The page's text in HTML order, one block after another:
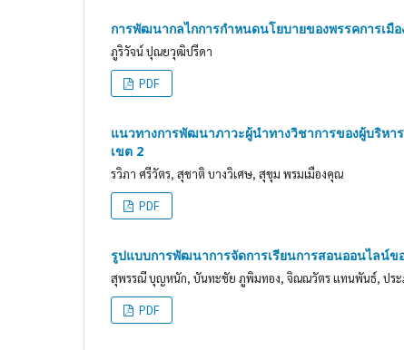
การพัฒนากลไกการกำหนดนโยบายของพรรคการเมือ
ภูริวัจน์ ปุณยวุฒิปรีดา
PDF
แนวทางการพัฒนาภาวะผู้นำทางวิชาการของผู้บริห
เขต 2
รวิภา ศรีวัตร, สุชาติ บางวิเศษ, สุขุม พรมเมืองคุณ
PDF
รูปแบบการพัฒนาการจัดการเรียนการสอนออนไลน์
สุพรรณี บุญหนัก, บันทะชัย ภูพิมทอง, จิณณวัตร แทนพันธ์, ปร
PDF